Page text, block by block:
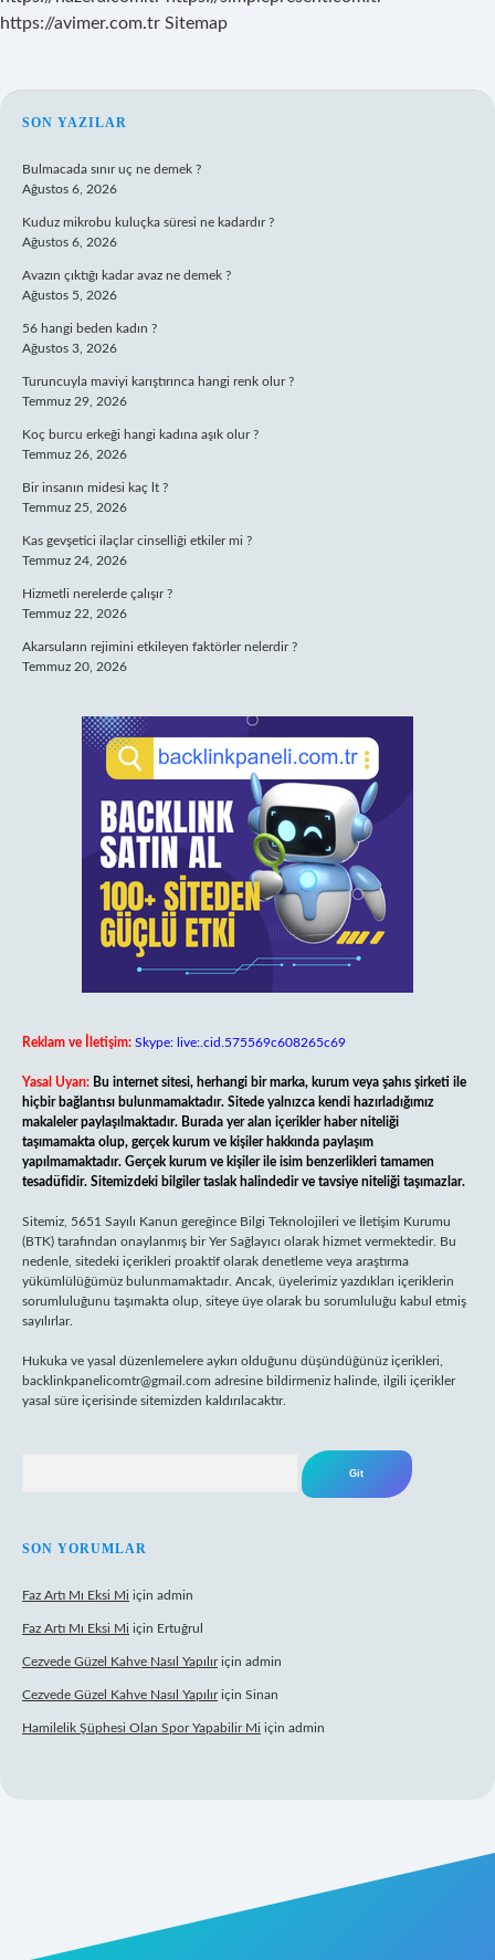
https://avimer.com.tr Sitemap
SIDEBAR
SON YAZILAR
Bulmacada sınır uç ne demek ?
Ağustos 6, 2026
Kuduz mikrobu kuluçka süresi ne kadardır ?
Ağustos 6, 2026
Avazın çıktığı kadar avaz ne demek ?
Ağustos 5, 2026
56 hangi beden kadın ?
Ağustos 3, 2026
Turuncuyla maviyi karıştırınca hangi renk olur ?
Temmuz 29, 2026
Koç burcu erkeği hangi kadına aşık olur ?
Temmuz 26, 2026
Bir insanın midesi kaç lt ?
Temmuz 25, 2026
Kas gevşetici ilaçlar cinselliği etkiler mi ?
Temmuz 24, 2026
Hizmetli nerelerde çalışır ?
Temmuz 22, 2026
Akarsuların rejimini etkileyen faktörler nelerdir ?
Temmuz 20, 2026
Reklam ve İletişim: Skype: live:.cid.575569c608265c69
Yasal Uyarı: Bu internet sitesi, herhangi bir marka, kurum veya şahıs şirketi ile
hiçbir bağlantısı bulunmamaktadır. Sitede yalnızca kendi hazırladığımız
makaleler paylaşılmaktadır. Burada yer alan içerikler haber niteliği
taşımamakta olup, gerçek kurum ve kişiler hakkında paylaşım
yapılmamaktadır. Gerçek kurum ve kişiler ile isim benzerlikleri tamamen
tesadüfidir. Sitemizdeki bilgiler taslak halindedir ve tavsiye niteliği taşımazlar.
Sitemiz, 5651 Sayılı Kanun gereğince Bilgi Teknolojileri ve İletişim Kurumu
(BTK) tarafından onaylanmış bir Yer Sağlayıcı olarak hizmet vermektedir. Bu
nedenle, sitedeki içerikleri proaktif olarak denetleme veya araştırma
yükümlülüğümüz bulunmamaktadır. Ancak, üyelerimiz yazdıkları içeriklerin
sorumluluğunu taşımakta olup, siteye üye olarak bu sorumluluğu kabul etmiş
sayılırlar.
Hukuka ve yasal düzenlemelere aykırı olduğunu düşündüğünüz içerikleri,
backlinkpanelicomtr@gmail.com adresine bildirmeniz halinde, ilgili içerikler
yasal süre içerisinde sitemizden kaldırılacaktır.
SON YORUMLAR
Faz Artı Mı Eksi Mi için admin
Faz Artı Mı Eksi Mi için Ertuğrul
Cezvede Güzel Kahve Nasıl Yapılıriçin admin
Cezvede Güzel Kahve Nasıl Yapılıriçin Sinan
Hamilelik Şüphesi Olan Spor Yapabilir Mi için admin